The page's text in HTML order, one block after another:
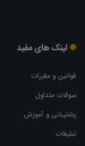
لینک های مفید
قوانین و مقررات
سوالات متداول
پشتیبانی و آموزش
تبلیغات